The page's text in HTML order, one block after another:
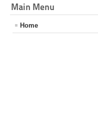
Main Menu
Home